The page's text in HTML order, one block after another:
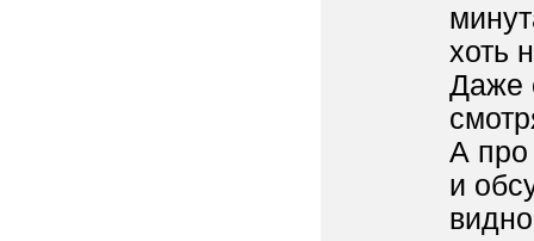
хоть
Даже
А про
и